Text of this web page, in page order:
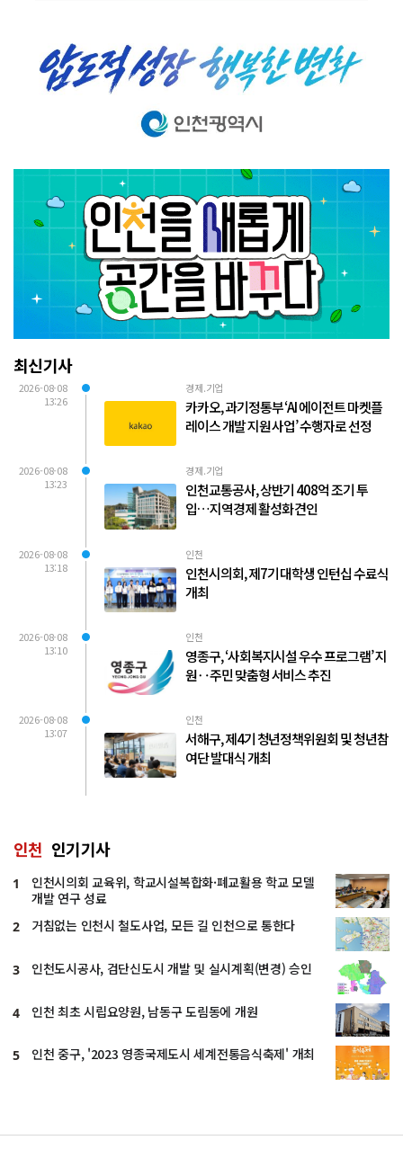
최신기사
2026-08-08
13:26
경제.기업
카카오, 과기정통부 ‘AI 에이전트 마켓플
레이스 개발 지원 사업’ 수행자로 선정
2026-08-08
13:23
경제.기업
인천교통공사, 상반기 408억 조기 투
입…지역경제 활성화 견인
2026-08-08
13:18
인천
인천시의회, 제7기 대학생 인턴십 수료식
개최
2026-08-08
13:10
인천
영종구, ‘사회복지시설 우수 프로그램’ 지
원‥주민 맞춤형 서비스 추진
2026-08-08
13:07
인천
서해구, 제4기 청년정책위원회 및 청년참
여단 발대식 개최
인천 인기기사
1
인천시의회 교육위, 학교시설복합화·폐교활용 학교 모델
개발 연구 성료
2 거침없는 인천시 철도사업, 모든 길 인천으로 통한다
3 인천도시공사, 검단신도시 개발 및 실시계획(변경) 승인
4 인천 최초 시립요양원, 남동구 도림동에 개원
5 인천 중구, '2023 영종국제도시 세계전통음식축제' 개최